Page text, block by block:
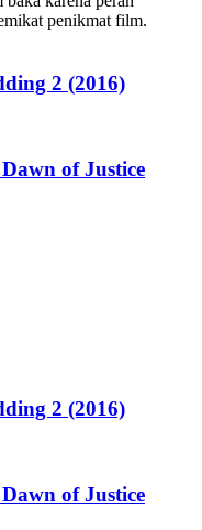
penikmat film.
2 (2016)
of Justice
2 (2016)
of Justice